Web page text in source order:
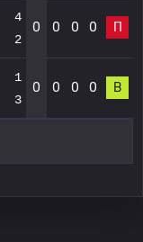
4
2
0 0 0 0 П
1
3
0 0 0 0 В